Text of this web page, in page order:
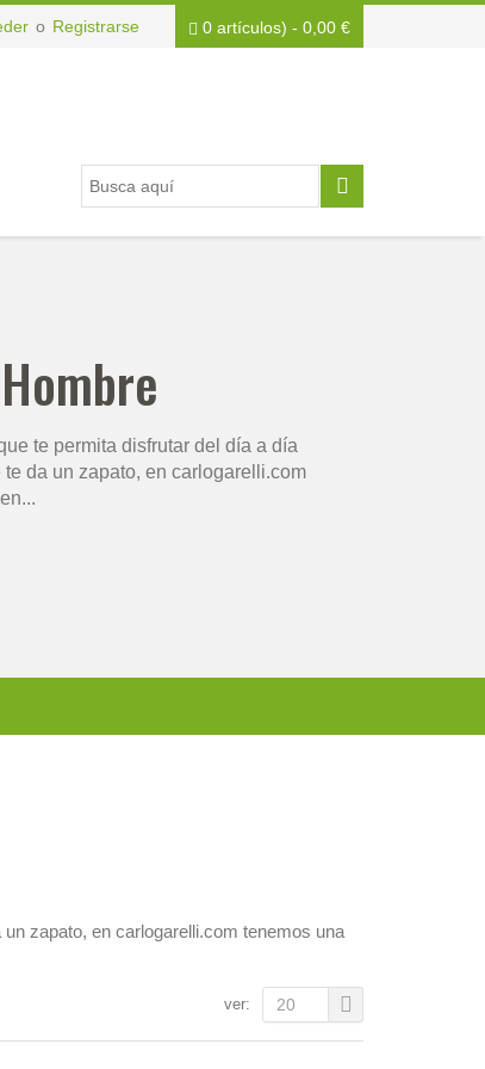
o Registrarse 0 artículos) - 0,00 €
te permita disfrutar del día a día
da un zapato, en carlogarelli.com
zapato, en carlogarelli.com tenemos una
ver: 20